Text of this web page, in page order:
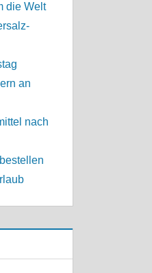
die Welt
an
nach